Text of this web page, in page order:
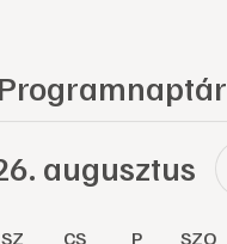
Programnaptár
augusztus
SZ CS P SZO